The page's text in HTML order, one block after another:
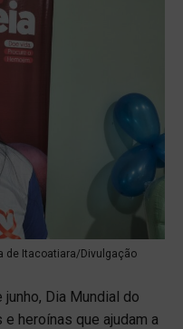
de Itacoatiara/Divulgação
junho, Dia Mundial do
heroínas que ajudam a